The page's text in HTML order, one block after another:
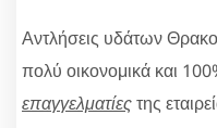
Αντλήσεις υδάτων
πολύ οικονομικά και
επαγγελματίεςτης